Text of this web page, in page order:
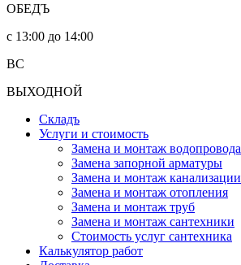
ОБЕДЪ
с 13:00 до 14:00
ВС
ВЫХОДНОЙ
Складъ
Услуги и стоимость
Замена и монтаж водопровода
Замена запорной арматуры
Замена и монтаж канализации
Замена и монтаж отопления
Замена и монтаж труб
Замена и монтаж сантехники
Стоимость услуг сантехника
Калькулятор работ